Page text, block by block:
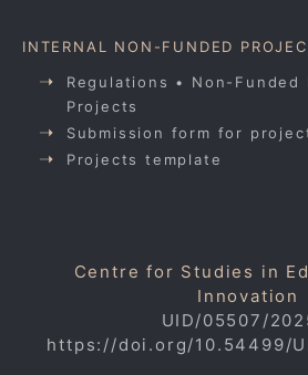
INTERNAL NON-FUNDED
Regulations • Non-Funded
Projects
Submission form for
Projects template
Centre for Studies in
Innovation
UID/05507/
https://doi.org/10.54499/